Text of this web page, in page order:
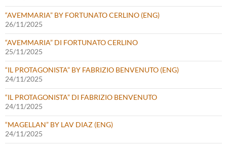
“AVEMMARIA” BY FORTUNATO CERLINO (ENG)
26/11/2025
“AVEMMARIA” DI FORTUNATO CERLINO
25/11/2025
“IL PROTAGONISTA” BY FABRIZIO BENVENUTO (ENG)
24/11/2025
“IL PROTAGONISTA” DI FABRIZIO BENVENUTO
24/11/2025
“MAGELLAN” BY LAV DIAZ (ENG)
24/11/2025